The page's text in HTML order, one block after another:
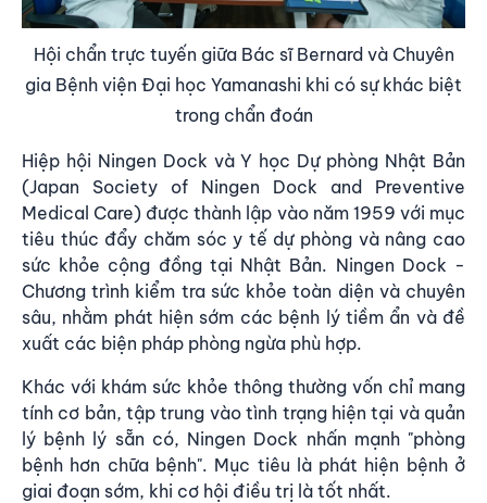
Hội chẩn trực tuyến giữa Bác sĩ Bernard và Chuyên
gia Bệnh viện Đại học Yamanashi khi có sự khác biệt
trong chẩn đoán
Hiệp hội Ningen Dock và Y học Dự phòng Nhật Bản
(Japan Society of Ningen Dock and Preventive
Medical Care) được thành lập vào năm 1959 với mục
tiêu thúc đẩy chăm sóc y tế dự phòng và nâng cao
sức khỏe cộng đồng tại Nhật Bản. Ningen Dock -
Chương trình kiểm tra sức khỏe toàn diện và chuyên
sâu, nhằm phát hiện sớm các bệnh lý tiềm ẩn và đề
xuất các biện pháp phòng ngừa phù hợp.
Khác với khám sức khỏe thông thường vốn chỉ mang
tính cơ bản, tập trung vào tình trạng hiện tại và quản
lý bệnh lý sẵn có, Ningen Dock nhấn mạnh "phòng
bệnh hơn chữa bệnh". Mục tiêu là phát hiện bệnh ở
giai đoạn sớm, khi cơ hội điều trị là tốt nhất.